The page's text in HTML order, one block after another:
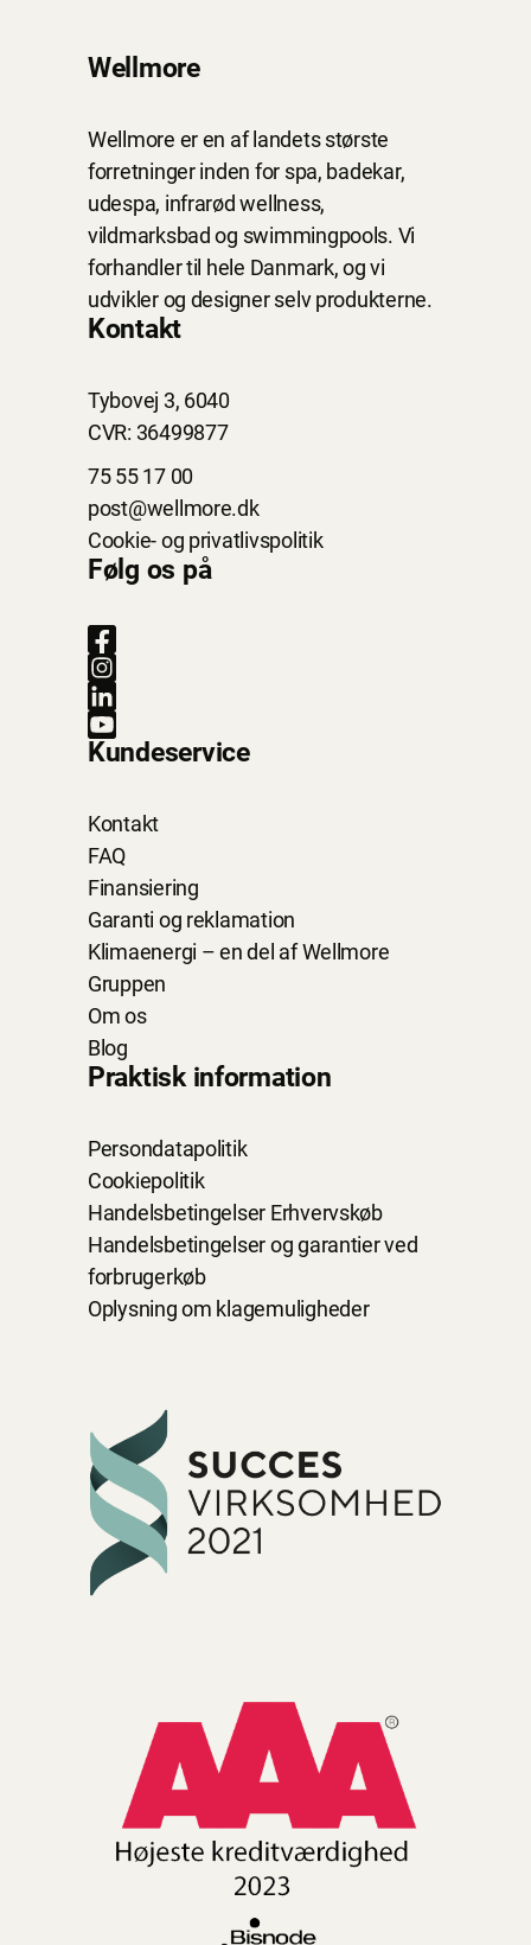
Wellmore
Wellmore er en af landets største
forretninger inden for spa, badekar,
udespa, infrarød wellness,
vildmarksbad og swimmingpools. Vi
forhandler til hele Danmark, og vi
udvikler og designer selv produkterne.
Kontakt
Tybovej 3, 6040
CVR: 36499877
75 55 17 00
post@wellmore.dk
Cookie- og privatlivspolitik
Følg os på
Kundeservice
Kontakt
FAQ
Finansiering
Garanti og reklamation
Klimaenergi – en del af Wellmore
Gruppen
Om os
Blog
Praktisk information
Persondatapolitik
Cookiepolitik
Handelsbetingelser Erhvervskøb
Handelsbetingelser og garantier ved
forbrugerkøb
Oplysning om klagemuligheder